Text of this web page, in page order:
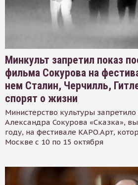
Минкульт запретил показ
фильма Сокурова на
нем Сталин, Черчилль,
спорят о жизни
Министерство культуры
Александра Сокурова «Сказка»,
году, на фестивале КАРО.Арт,
Москве с 10 по 15 октября